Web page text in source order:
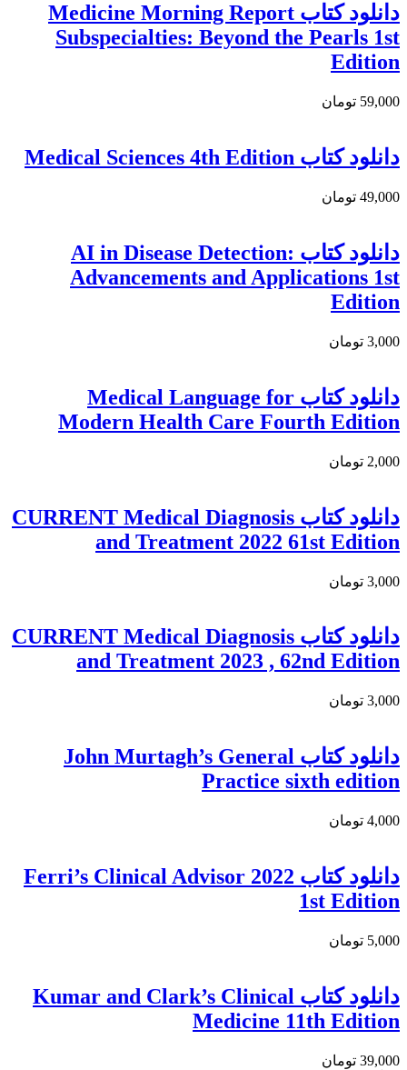
دانلود کتاب Medicine Morning Report
Subspecialties: Beyond the Pearls 1st
Edition
59,000 تومان
دانلود کتاب Medical Sciences 4th Edition
49,000 تومان
دانلود کتاب AI in Disease Detection:
Advancements and Applications 1st
Edition
3,000 تومان
دانلود کتاب Medical Language for
Modern Health Care Fourth Edition
2,000 تومان
دانلود كتاب CURRENT Medical Diagnosis
and Treatment 2022 61st Edition
3,000 تومان
دانلود کتاب CURRENT Medical Diagnosis
and Treatment 2023 , 62nd Edition
3,000 تومان
دانلود کتاب John Murtagh’s General
Practice sixth edition
4,000 تومان
دانلود كتاب Ferri’s Clinical Advisor 2022
1st Edition
5,000 تومان
دانلود کتاب Kumar and Clark’s Clinical
Medicine 11th Edition
39,000 تومان